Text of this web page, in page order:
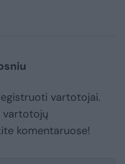
vartotojai.
vartotojų
komentaruose!